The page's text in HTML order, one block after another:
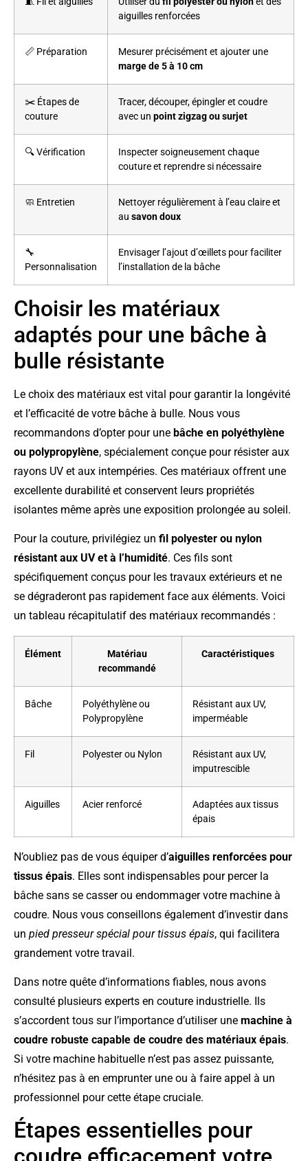
aiguilles renforcées
📏 Préparation
Mesurer précisément et ajouter une
marge de 5 à 10 cm
✂️ Étapes de
couture
Tracer, découper, épingler et coudre
avec un point zigzag ou surjet
🔍 Vérification
Inspecter soigneusement chaque
couture et reprendre si nécessaire
🧼 Entretien
Nettoyer régulièrement à l’eau claire et
au savon doux
🔧
Personnalisation
Envisager l’ajout d’œillets pour faciliter
l’installation de la bâche
Choisir les matériaux
adaptés pour une bâche à
bulle résistante
Le choix des matériaux est vital pour garantir la longévité
et l’efficacité de votre bâche à bulle. Nous vous
recommandons d’opter pour une bâche en polyéthylène
ou polypropylène, spécialement conçue pour résister aux
rayons UV et aux intempéries. Ces matériaux offrent une
excellente durabilité et conservent leurs propriétés
isolantes même après une exposition prolongée au soleil.
Pour la couture, privilégiez un fil polyester ou nylon
résistant aux UV et à l’humidité. Ces fils sont
spécifiquement conçus pour les travaux extérieurs et ne
se dégraderont pas rapidement face aux éléments. Voici
un tableau récapitulatif des matériaux recommandés :
Élément
Matériau
recommandé
Caractéristiques
Bâche
Polyéthylène ou
Polypropylène
Résistant aux UV,
imperméable
Fil Polyester ou Nylon
Résistant aux UV,
imputrescible
Aiguilles Acier renforcé
Adaptées aux tissus
épais
N’oubliez pas de vous équiper d’aiguilles renforcées pour
tissus épais. Elles sont indispensables pour percer la
bâche sans se casser ou endommager votre machine à
coudre. Nous vous conseillons également d’investir dans
un pied presseur spécial pour tissus épais, qui facilitera
grandement votre travail.
Dans notre quête d’informations fiables, nous avons
consulté plusieurs experts en couture industrielle. Ils
s’accordent tous sur l’importance d’utiliser une machine à
coudre robuste capable de coudre des matériaux épais.
Si votre machine habituelle n’est pas assez puissante,
n’hésitez pas à en emprunter une ou à faire appel à un
professionnel pour cette étape cruciale.
Étapes essentielles pour